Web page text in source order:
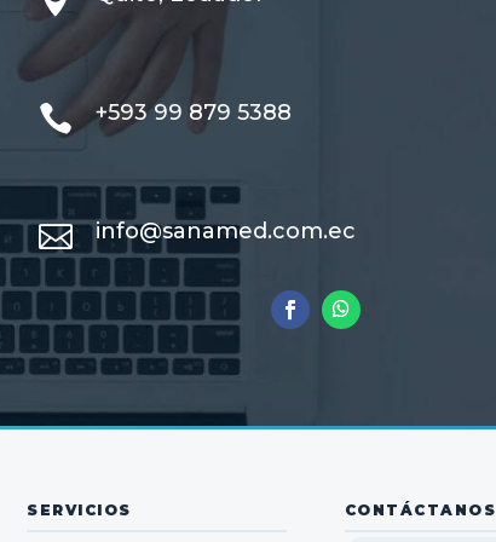
 +593 99 879 5388
 info@sanamed.com.ec
SERVICIOS CONTÁCTANOS